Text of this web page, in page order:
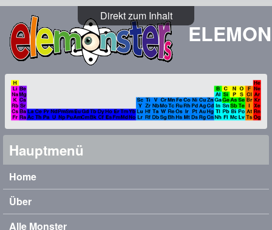
Direkt zum Inhalt
Hauptmenü
Home
Über
Alle Monster